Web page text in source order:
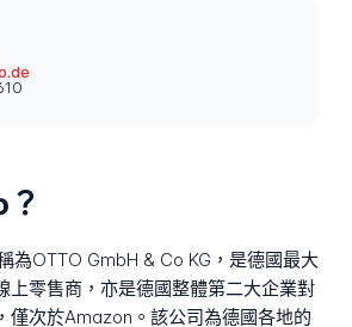
為OTTO GmbH & Co KG，是德國最大
上零售商，亦是德國整體第二大企業對
僅次於Amazon。該公司為德國各地的